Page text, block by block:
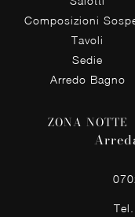
Composizioni
Tavoli
Sedie
Arredo Bagno
ZONA NOTTE
Tel.